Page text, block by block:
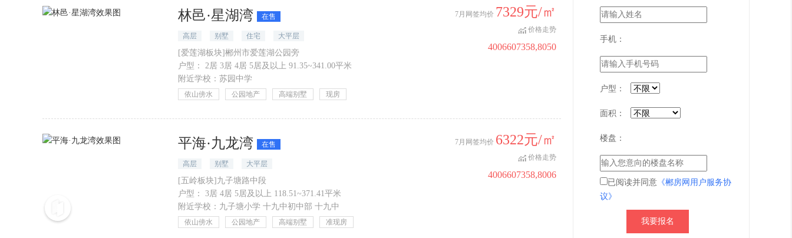
林邑·星湖湾 在售
高层 别墅 住宅 大平层
[爱莲湖板块]郴州市爱莲湖公园旁
户型： 2居 3居 4居 5居及以上 91.35~341.00平米
附近学校： 苏园中学
依山傍水 公园地产 高端别墅 现房
7月网签均价 7329元/㎡
价格走势
4006607358,8050
平海·九龙湾 在售
高层 别墅 大平层
[五岭板块]九子塘路中段
户型： 3居 4居 5居及以上 118.51~371.41平米
附近学校： 九子塘小学 十九中初中部 十九中
依山傍水 公园地产 高端别墅 准现房
7月网签均价 6322元/㎡
价格走势
4006607358,8006
手机：
户型：
面积：
楼盘：
已阅读并同意 《郴房网用户服务协
议》